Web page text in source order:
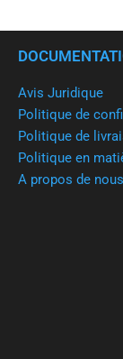
Avis Juridique
Politique de
Politique de
Politique en
A propos de nous